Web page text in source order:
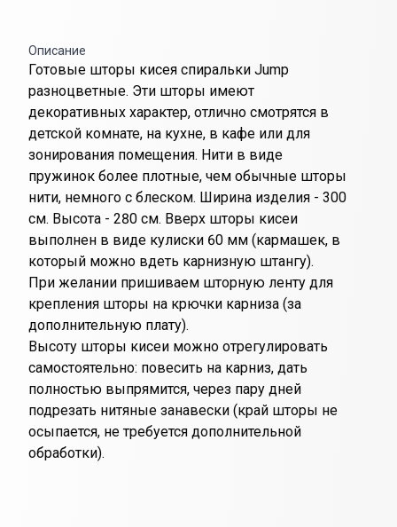
Описание
Готовые шторы кисея спиральки Jump
разноцветные. Эти шторы имеют
декоративных характер, отлично смотрятся в
детской комнате, на кухне, в кафе или для
зонирования помещения. Нити в виде
пружинок более плотные, чем обычные шторы
нити, немного с блеском. Ширина изделия - 300
см. Высота - 280 см. Вверх шторы кисеи
выполнен в виде кулиски 60 мм (кармашек, в
который можно вдеть карнизную штангу).
При желании пришиваем шторную ленту для
крепления шторы на крючки карниза (за
дополнительную плату).
Высоту шторы кисеи можно отрегулировать
самостоятельно: повесить на карниз, дать
полностью выпрямится, через пару дней
подрезать нитяные занавески (край шторы не
осыпается, не требуется дополнительной
обработки).